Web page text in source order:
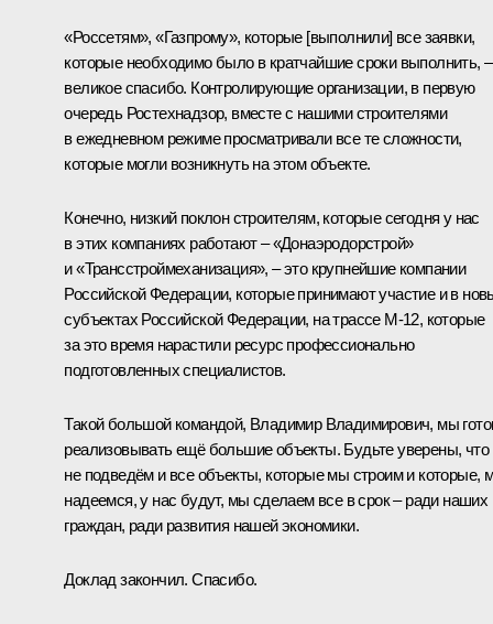
«Россетям», «Газпрому», которые [выполнили] все заявки,
которые необходимо было в кратчайшие сроки выполнить, –
великое спасибо. Контролирующие организации, в первую
очередь Ростехнадзор, вместе с нашими строителями
в ежедневном режиме просматривали все те сложности,
которые могли возникнуть на этом объекте.
Конечно, низкий поклон строителям, которые сегодня у нас
в этих компаниях работают – «Донаэродорстрой»
и «Трансстроймеханизация», – это крупнейшие компании
Российской Федерации, которые принимают участие и в
субъектах Российской Федерации, на трассе М-12, которые
за это время нарастили ресурс профессионально
подготовленных специалистов.
Такой большой командой, Владимир Владимирович, мы
реализовывать ещё большие объекты. Будьте уверены, что
не подведём и все объекты, которые мы строим и которые,
надеемся, у нас будут, мы сделаем все в срок – ради наших
граждан, ради развития нашей экономики.
Доклад закончил. Спасибо.